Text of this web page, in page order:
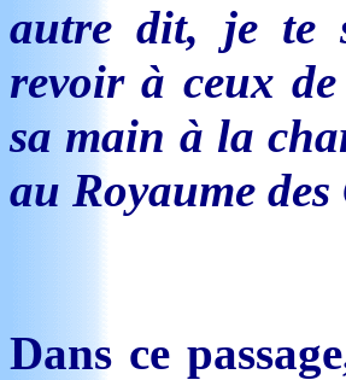
autre dit, je te
revoir à ceux
sa main à la
au Royaume des
Dans ce